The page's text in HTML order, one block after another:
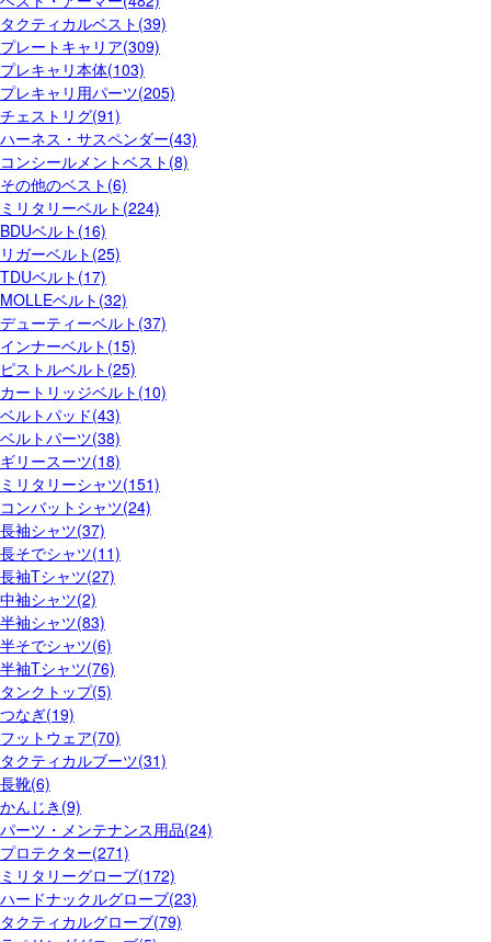
タクティカルベスト(39)
プレートキャリア(309)
プレキャリ本体(103)
プレキャリ用パーツ(205)
チェストリグ(91)
ハーネス・サスペンダー(43)
コンシールメントベスト(8)
その他のベスト(6)
ミリタリーベルト(224)
BDUベルト(16)
リガーベルト(25)
TDUベルト(17)
MOLLEベルト(32)
デューティーベルト(37)
インナーベルト(15)
ピストルベルト(25)
カートリッジベルト(10)
ベルトパッド(43)
ベルトパーツ(38)
ギリースーツ(18)
ミリタリーシャツ(151)
コンバットシャツ(24)
長袖シャツ(37)
長そでシャツ(11)
長袖Tシャツ(27)
中袖シャツ(2)
半袖シャツ(83)
半そでシャツ(6)
半袖Tシャツ(76)
タンクトップ(5)
つなぎ(19)
フットウェア(70)
タクティカルブーツ(31)
長靴(6)
かんじき(9)
パーツ・メンテナンス用品(24)
プロテクター(271)
ミリタリーグローブ(172)
ハードナックルグローブ(23)
タクティカルグローブ(79)